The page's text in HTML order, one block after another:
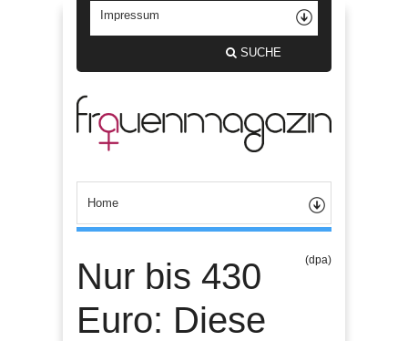
SUCHE
Nur bis 430
Euro: Diese
(dpa)